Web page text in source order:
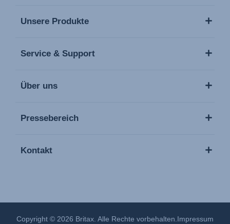
Unsere Produkte
Service & Support
Über uns
Pressebereich
Kontakt
Copyright © 2026 Britax. Alle Rechte vorbehalten. Impressum